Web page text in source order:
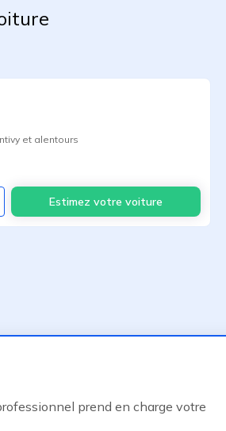
et alentours
Estimez votre voiture
prend en charge votre